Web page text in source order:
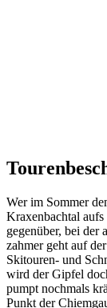
Wer im Sommer
Kraxenbachtal
gegenüber, bei der
zahmer geht auf
Skitouren- und
wird der Gipfel
pumpt nochmals
Punkt der